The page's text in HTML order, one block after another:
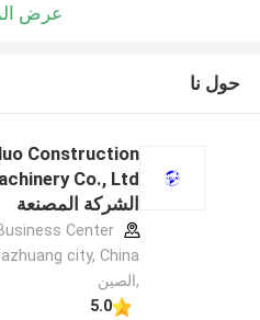
عرض
حول نا
Construction
الشركة المصنعة
Center
city, China
,الصين
5.0